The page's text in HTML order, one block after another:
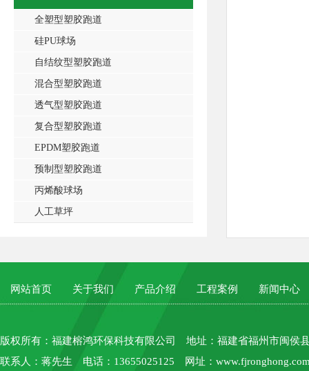
全塑型塑胶跑道
硅PU球场
自结纹型塑胶跑道
混合型塑胶跑道
透气型塑胶跑道
复合型塑胶跑道
EPDM塑胶跑道
预制型塑胶跑道
丙烯酸球场
人工草坪
网站首页 关于我们 产品介绍 工程案例 新闻中心
版权所有： 福建榕鸿环保科技有限公司
地址：福建省福州市闽侯
联系人：蒋先生 电话：13655025125 网址：